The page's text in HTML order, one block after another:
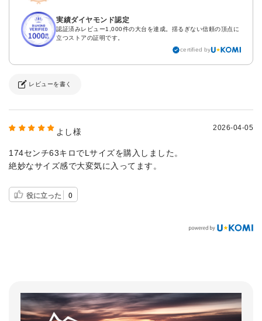
実績ダイヤモンド認定
認証済みレビュー1,000件の大台を達成。揺るぎない信頼の頂点に
立つストアの証明です。
certified by
レビューを書く
よし様 2026-04-05
174センチ63キロでLサイズを購入しました。
絶妙なサイズ感で大変気に入ってます。
役に立った 0